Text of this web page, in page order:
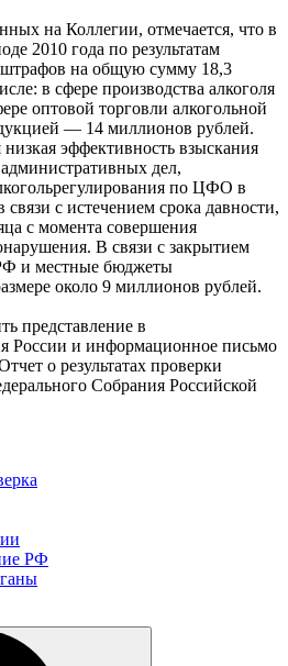
на Коллегии, отмечается, что в
2010 года по результатам
на общую сумму 18,3
в сфере производства алкоголя
оптовой торговли алкогольной
— 14 миллионов рублей.
эффективность взыскания
дел,
по ЦФО в
с истечением срока давности,
с момента совершения
В связи с закрытием
и местные бюджеты
около 9 миллионов рублей.
представление в
России и информационное письмо
о результатах проверки
Собрания Российской
РФ